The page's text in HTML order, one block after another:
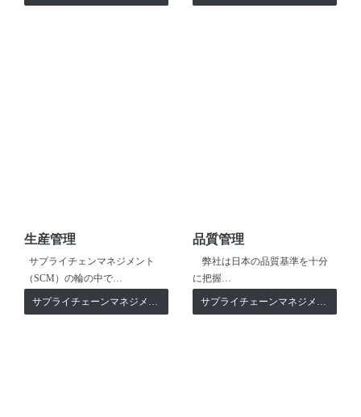
生産管理
サプライチェンマネジメント
（SCM）の輪の中で…
サプライチェーンマネジメント
品質管理
弊社は日本の品質基準を十分
に把握…
サプライチェーンマネジメント